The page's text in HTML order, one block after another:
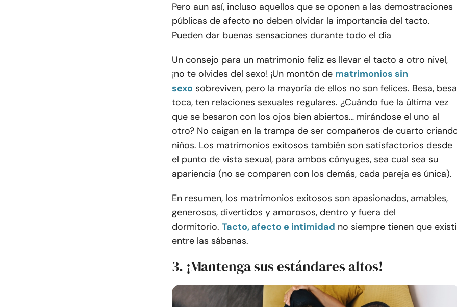
Pero aun así, incluso aquellos que se oponen a las demostraciones
públicas de afecto no deben olvidar la importancia del tacto.
Pueden dar buenas sensaciones durante todo el día
Un consejo para un matrimonio feliz es llevar el tacto a otro nivel,
¡no te olvides del sexo! ¡Un montón de matrimonios sin
sexo sobreviven, pero la mayoría de ellos no son felices. Besa,
toca, ten relaciones sexuales regulares. ¿Cuándo fue la última vez
que se besaron con los ojos bien abiertos… mirándose el uno al
otro? No caigan en la trampa de ser compañeros de cuarto
niños. Los matrimonios exitosos también son satisfactorios desde
el punto de vista sexual, para ambos cónyuges, sea cual sea su
apariencia (no se comparen con los demás, cada pareja es única).
En resumen, los matrimonios exitosos son apasionados, amables,
generosos, divertidos y amorosos, dentro y fuera del
dormitorio. Tacto, afecto e intimidad no siempre tienen que
entre las sábanas.
3. ¡Mantenga sus estándares altos!